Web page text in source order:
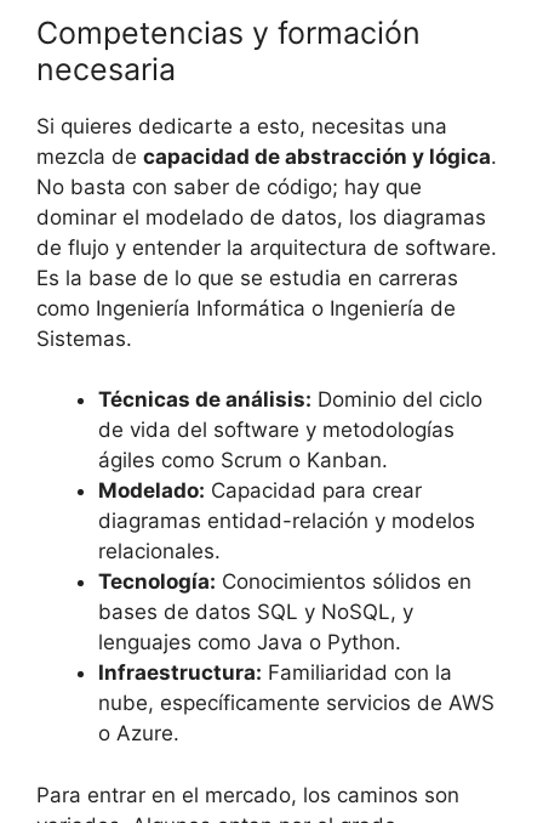
Competencias y formación
necesaria
Si quieres dedicarte a esto, necesitas una
mezcla de capacidad de abstracción y lógica.
No basta con saber de código; hay que
dominar el modelado de datos, los diagramas
de flujo y entender la arquitectura de software.
Es la base de lo que se estudia en carreras
como Ingeniería Informática o Ingeniería de
Sistemas.
Técnicas de análisis: Dominio del ciclo
de vida del software y metodologías
ágiles como Scrum o Kanban.
Modelado: Capacidad para crear
diagramas entidad-relación y modelos
relacionales.
Tecnología: Conocimientos sólidos en
bases de datos SQL y NoSQL, y
lenguajes como Java o Python.
Infraestructura: Familiaridad con la
nube, específicamente servicios de AWS
o Azure.
Para entrar en el mercado, los caminos son